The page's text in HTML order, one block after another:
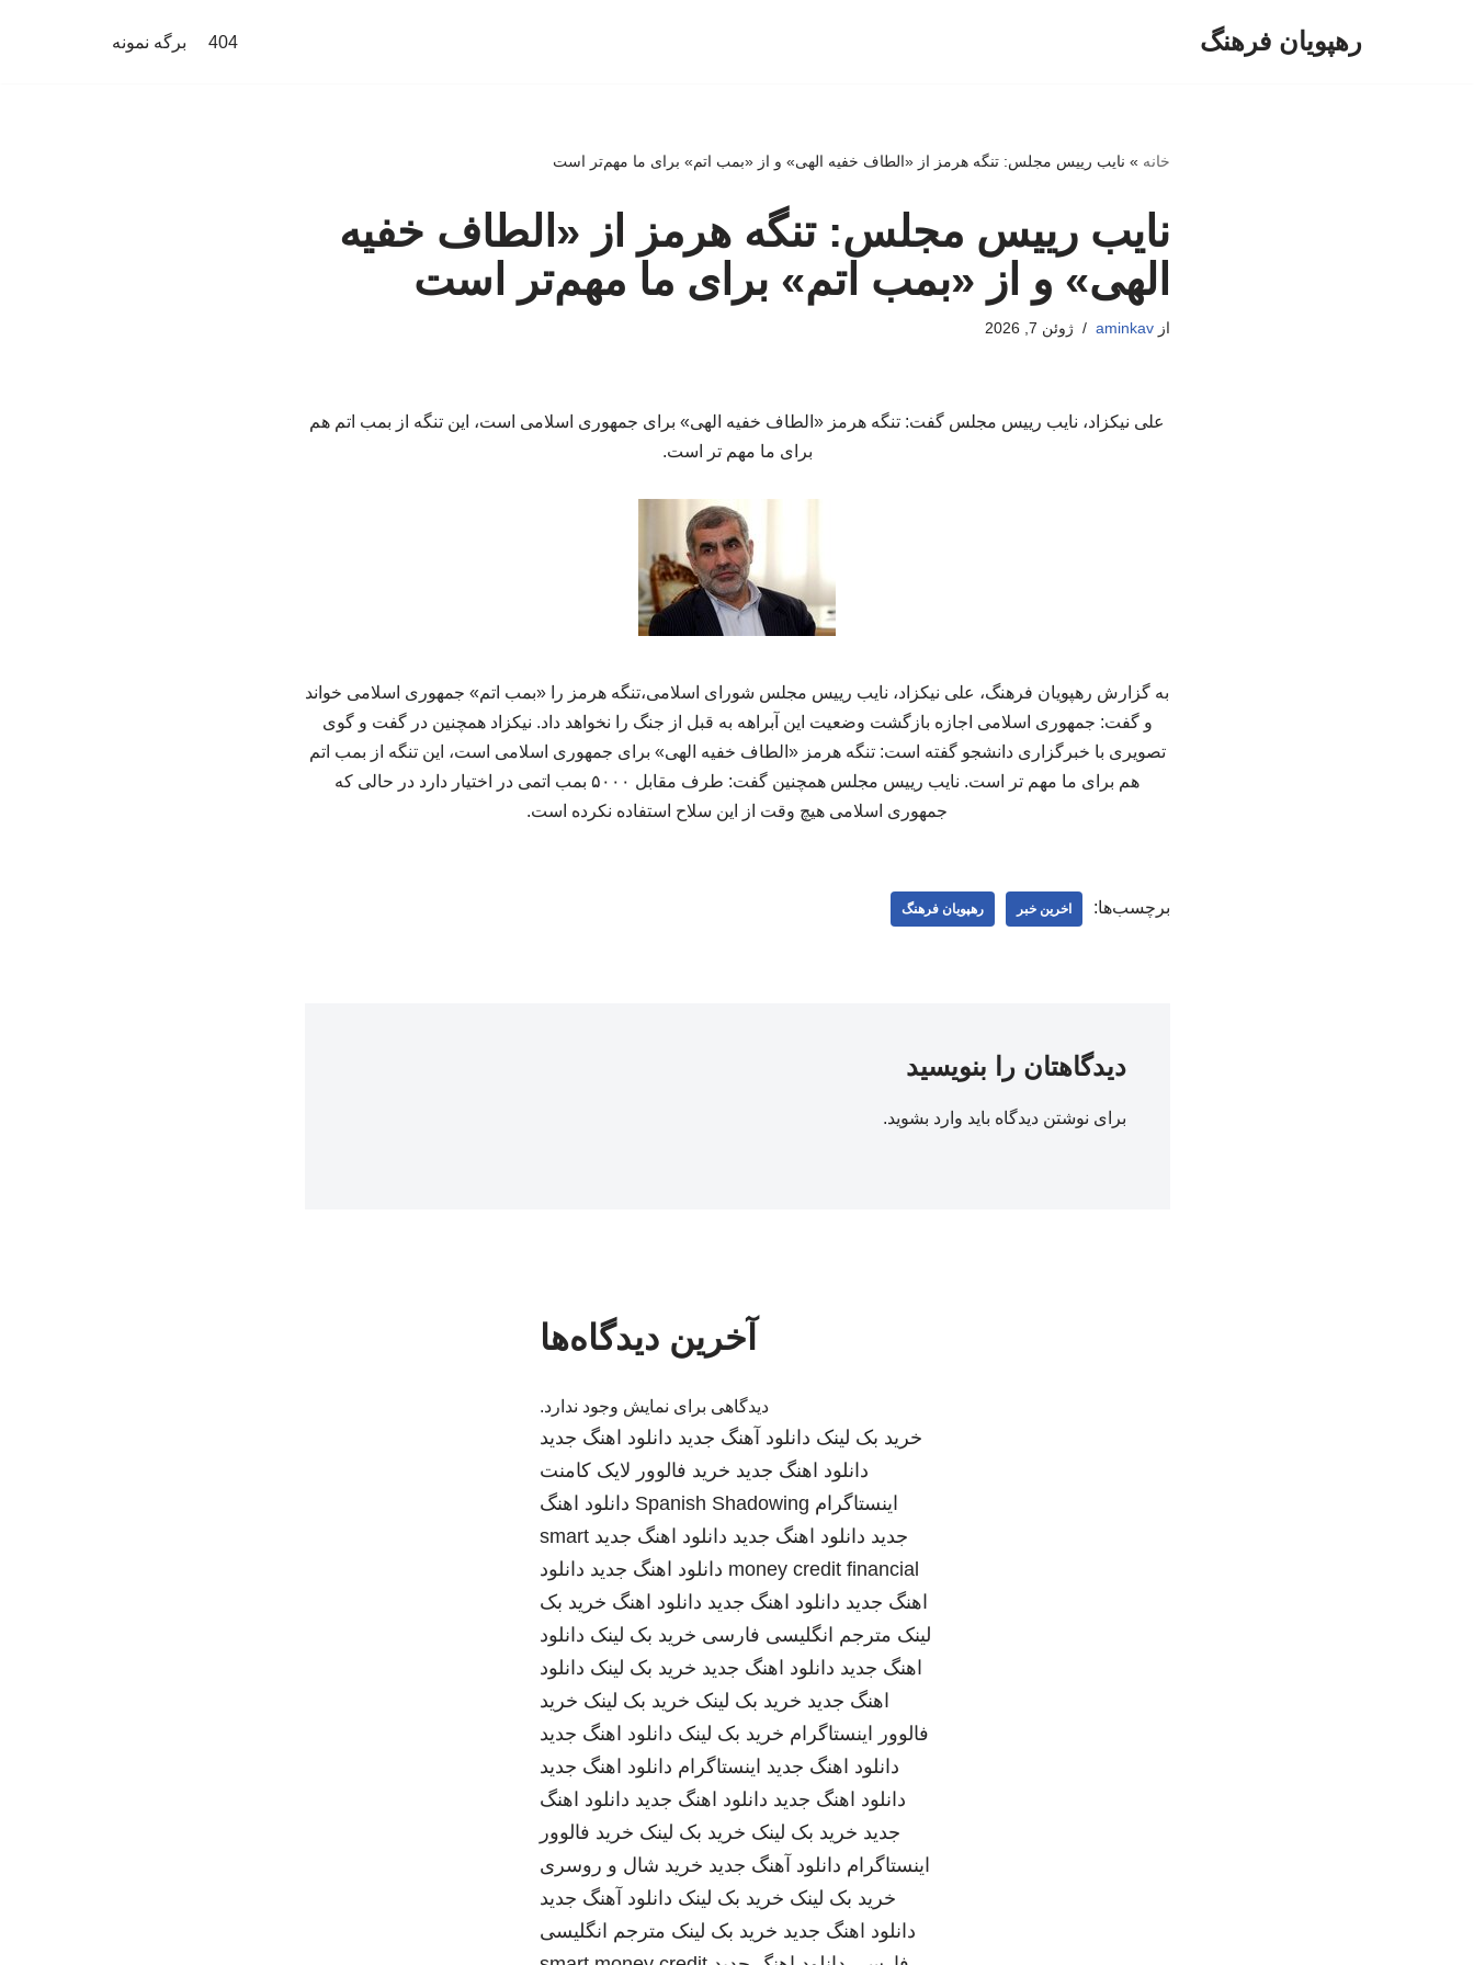
رهپویان فرهنگ 404 برگه نمونه
خانه » نایب رییس مجلس: تنگه هرمز از «الطاف خفیه الهی» و از «بمب اتم» برای ما مهم‌تر است
نایب رییس مجلس: تنگه هرمز از «الطاف خفیه
الهی» و از «بمب اتم» برای ما مهم‌تر است
ازaminkav ژوئن 7, 2026
علی نیکزاد، نایب رییس مجلس گفت: تنگه هرمز «الطاف خفیه الهی» برای جمهوری اسلامی است، این تنگه از بمب اتم هم
برای ما مهم تر است.
به گزارش رهپویان فرهنگ، علی نیکزاد، نایب رییس مجلس شورای اسلامی،تنگه هرمز را «بمب اتم» جمهوری اسلامی خواند
و گفت: جمهوری اسلامی اجازه بازگشت وضعیت این آبراهه به قبل از جنگ را نخواهد داد. نیکزاد همچنین در گفت و گوی
تصویری با خبرگزاری دانشجو گفته است: تنگه هرمز «الطاف خفیه الهی» برای جمهوری اسلامی است، این تنگه از بمب اتم
هم برای ما مهم تر است. نایب رییس مجلس همچنین گفت: طرف مقابل ۵۰۰۰ بمب اتمی در اختیار دارد در حالی که
جمهوری اسلامی هیچ وقت از این سلاح استفاده نکرده است.
برچسب‌ها: اخرین خبر رهپویان فرهنگ
دیدگاهتان را بنویسید
برای نوشتن دیدگاه باید وارد بشوید.
آخرین دیدگاه‌ها
دیدگاهی برای نمایش وجود ندارد.
خرید بک لینک دانلود آهنگ جدید دانلود اهنگ جدید
دانلود اهنگ جدید خرید فالوور لایک کامنت
اینستاگرام Spanish Shadowing دانلود اهنگ
جدید دانلود اهنگ جدید دانلود اهنگ جدید smart
money credit financial دانلود اهنگ جدید دانلود
اهنگ جدید دانلود اهنگ جدید دانلود اهنگ خرید بک
لینک مترجم انگلیسی فارسی خرید بک لینک دانلود
اهنگ جدید دانلود اهنگ جدید خرید بک لینک دانلود
اهنگ جدید خرید بک لینک خرید بک لینک خرید
فالوور اینستاگرام خرید بک لینک دانلود اهنگ جدید
دانلود اهنگ جدید اینستاگرام دانلود اهنگ جدید
دانلود اهنگ جدید دانلود اهنگ جدید دانلود اهنگ
جدید خرید بک لینک خرید بک لینک خرید فالوور
اینستاگرام دانلود آهنگ جدید خرید شال و روسری
خرید بک لینک خرید بک لینک دانلود آهنگ جدید
دانلود اهنگ جدید خرید بک لینک مترجم انگلیسی